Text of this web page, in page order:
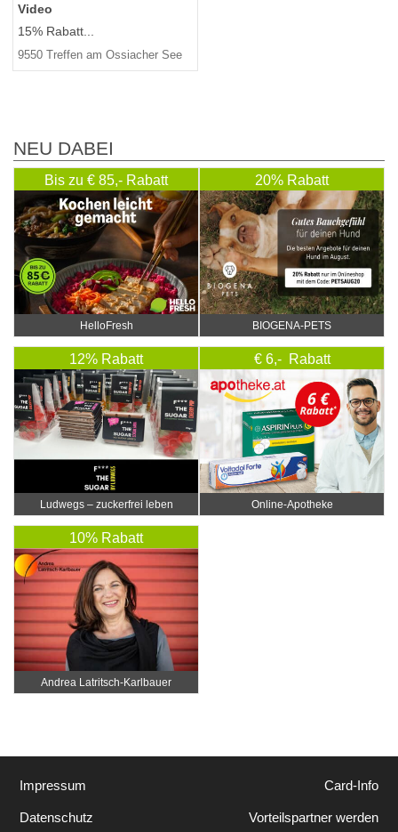
Video
15% Rabatt...
9550 Treffen am Ossiacher See
NEU DABEI
Bis zu € 85,- Rabatt
HelloFresh
20% Rabatt
BIOGENA-PETS
12% Rabatt
Ludwegs – zuckerfrei leben
€ 6,- Rabatt
Online‑Apotheke
10% Rabatt
Andrea Latritsch-Karlbauer
Impressum
Datenschutz
Card-Info
Vorteilspartner werden